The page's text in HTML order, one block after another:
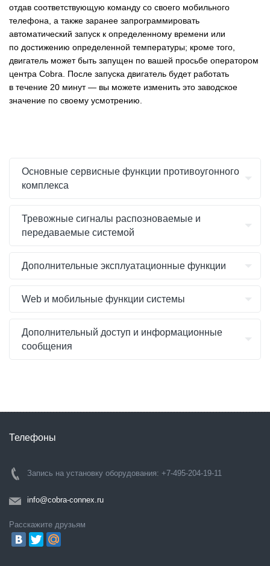
отдав соответствующую команду со своего мобильного
телефона, а также заранее запрограммировать
автоматический запуск к определенному времени или
по достижению определенной температуры; кроме того,
двигатель может быть запущен по вашей просьбе оператором
центра Cobra. После запуска двигатель будет работать
в течение 20 минут — вы можете изменить это заводское
значение по своему усмотрению.
Основные сервисные функции противоугонного
комплекса
Тревожные сигналы распозноваемые и
передаваемые системой
Дополнительные эксплуатационные функции
Web и мобильные функции системы
Дополнительный доступ и информационные
сообщения
Телефоны
Запись на установку оборудования: +7-495-204-19-11
info@cobra-connex.ru
Расскажите друзьям